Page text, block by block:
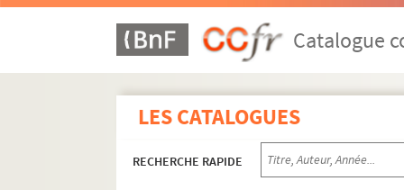
Catalogue
LES CATALOGUES
RECHERCHE RAPIDE